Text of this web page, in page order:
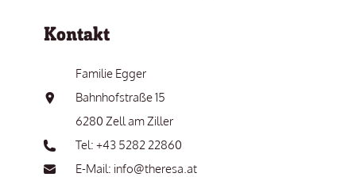
Kontakt
Familie Egger
Bahnhofstraße 15
6280 Zell am Ziller
Tel: +43 5282 22860
E-Mail: info@theresa.at